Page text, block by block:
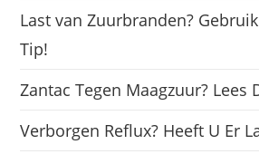
Last van Zuurbranden?
Tip!
Zantac Tegen Maagzuur? Lees
Verborgen Reflux? Heeft U Er